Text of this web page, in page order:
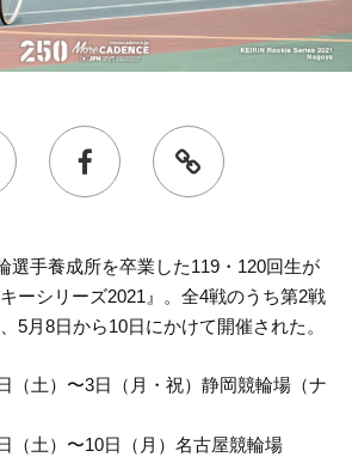
選手養成所を卒業した119・120回生が
ーシリーズ2021』。全4戦のうち第2戦
5月8日から10日にかけて開催された。
（土）〜3日（月・祝）静岡競輪場（ナ
（土）〜10日（月）名古屋競輪場